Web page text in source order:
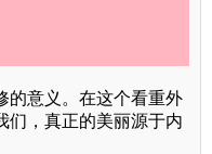
的意义。在这个看重外
们，真正的美丽源于内